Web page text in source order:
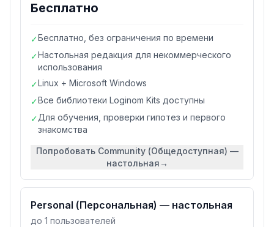
Бесплатно
✓Бесплатно, без ограничения по времени
✓Настольная редакция для некоммерческого
использования
✓Linux + Microsoft Windows
✓Все библиотеки Loginom Kits доступны
✓Для обучения, проверки гипотез и первого
знакомства
Попробовать Community (Общедоступная) —
настольная→
Personal (Персональная) — настольная
до 1 пользователей